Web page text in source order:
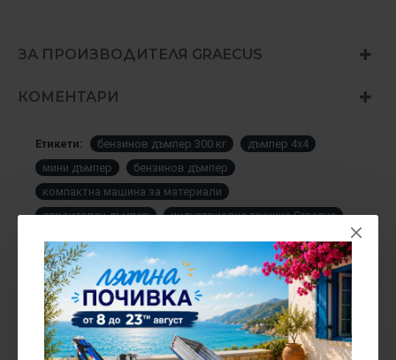
ЗА ПРОИЗВОДИТЕЛЯ GRAECUS
КОМЕНТАРИ
Етикети: бензинов дъмпер 300 кг
дъмпер 4x4
мини дъмпер
бензинов дъмпер
компактна машина за материали
строителен дъмпер
индустриална техника Graecus
AGRIPOINT
ПОРТАЛА AGRIPOINT